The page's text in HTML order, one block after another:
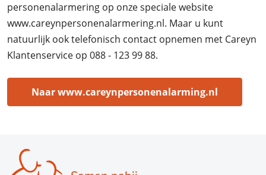
personenalarmering op onze speciale website
www.careynpersonenalarmering.nl. Maar u kunt
natuurlijk ook telefonisch contact opnemen met Careyn
Klantenservice op 088 - 123 99 88.
Naar www.careynpersonenalarming.nl